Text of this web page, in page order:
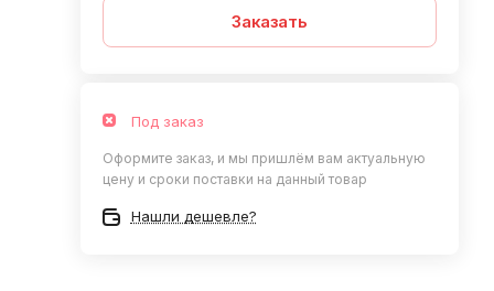
Заказать
Под заказ
Оформите заказ, и мы пришлём вам актуальную
цену и сроки поставки на данный товар
Нашли дешевле?